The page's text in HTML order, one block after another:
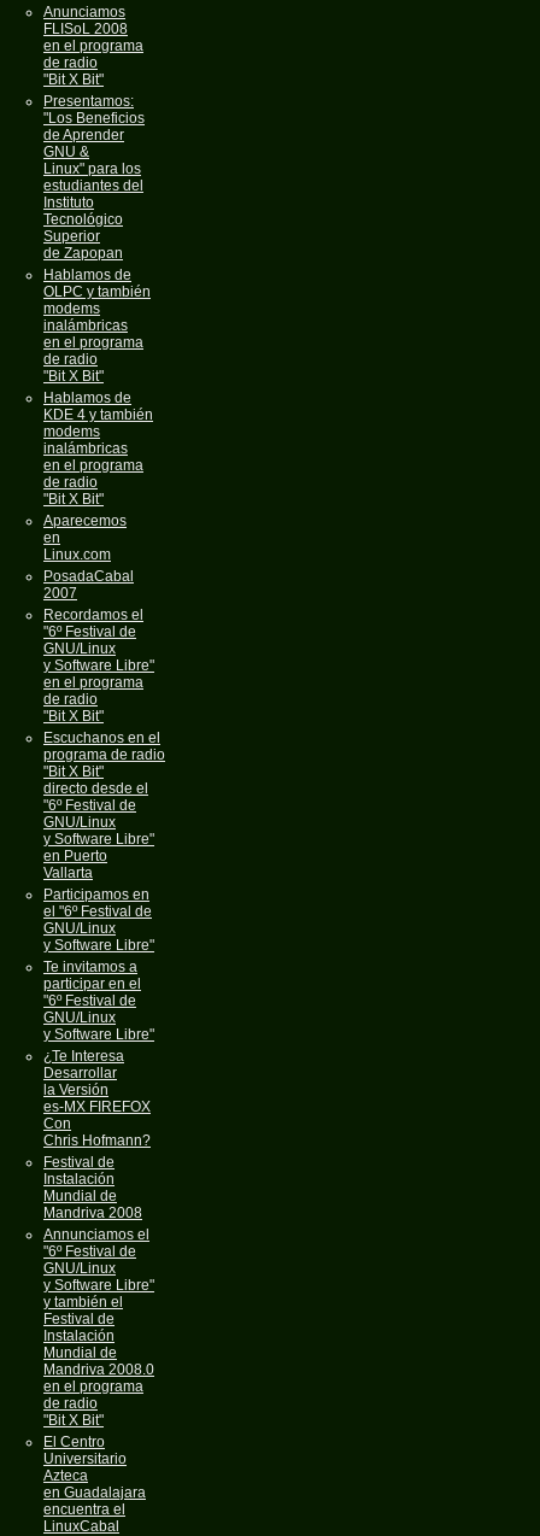
Anunciamos
FLISoL 2008
en el programa
de radio
"Bit X Bit"
Presentamos:
"Los Beneficios
de Aprender
GNU &
Linux" para los
estudiantes del
Instituto
Tecnológico
Superior
de Zapopan
Hablamos de
OLPC y también
modems
inalámbricas
en el programa
de radio
"Bit X Bit"
Hablamos de
KDE 4 y también
modems
inalámbricas
en el programa
de radio
"Bit X Bit"
Aparecemos
en
Linux.com
PosadaCabal
2007
Recordamos el
"6º Festival de
GNU/Linux
y Software Libre"
en el programa
de radio
"Bit X Bit"
Escuchanos en el
programa de radio
"Bit X Bit"
directo desde el
"6º Festival de
GNU/Linux
y Software Libre"
en Puerto
Vallarta
Participamos en
el "6º Festival de
GNU/Linux
y Software Libre"
Te invitamos a
participar en el
"6º Festival de
GNU/Linux
y Software Libre"
¿Te Interesa
Desarrollar
la Versión
es-MX FIREFOX
Con
Chris Hofmann?
Festival de
Instalación
Mundial de
Mandriva 2008
Annunciamos el
"6º Festival de
GNU/Linux
y Software Libre"
y también el
Festival de
Instalación
Mundial de
Mandriva 2008.0
en el programa
de radio
"Bit X Bit"
El Centro
Universitario
Azteca
en Guadalajara
encuentra el
LinuxCabal